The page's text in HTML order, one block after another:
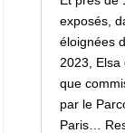
exposés,
éloignées
2023,
que
par le
Paris…